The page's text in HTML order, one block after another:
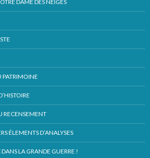
DAME DES NEIGES
PATRIMOINE
RECENSEMENT
ÉLEMENTS D’ANALYSES
LA GRANDE GUERRE !